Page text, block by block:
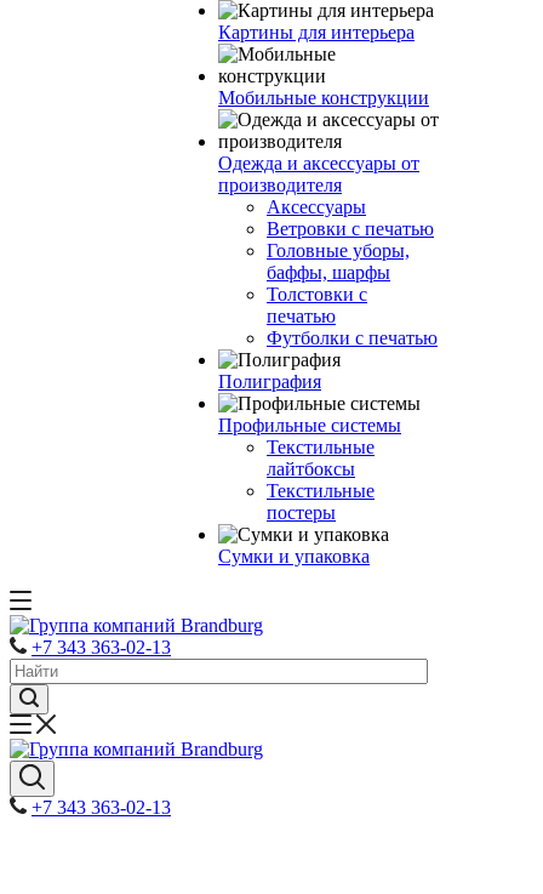
Картины для интерьера
Мобильные конструкции
Одежда и аксессуары от
производителя
Аксессуары
Ветровки с печатью
Головные уборы,
баффы, шарфы
Толстовки с
печатью
Футболки с печатью
Полиграфия
Профильные системы
Текстильные
лайтбоксы
Текстильные
постеры
Сумки и упаковка
+7 343 363-02-13
+7 343 363-02-13